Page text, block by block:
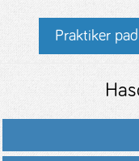
Praktiker